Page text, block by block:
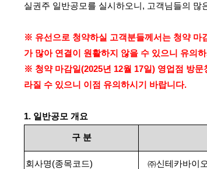
실권주 일반공모를 실시하오니 , 고객님들의 많
※ 유선으로 청약하실 고객분들께서는 청약 마
가 많아 연결이 원활하지 않을 수 있으니 유의
※ 청약 마감일(2025년 12월 17일) 영업점 방문
라질 수 있으니 이점 유의하시기 바랍니다.
1. 일반공모 개요
구 분
회사명(종목코드) ㈜신테카바이오